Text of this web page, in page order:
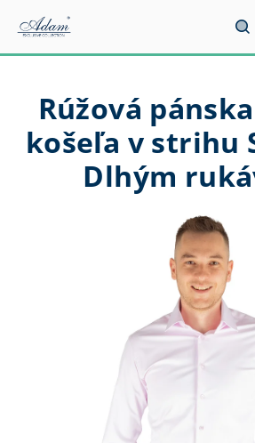
obsah
Rúžová
košeľa v strihu
Dlhým